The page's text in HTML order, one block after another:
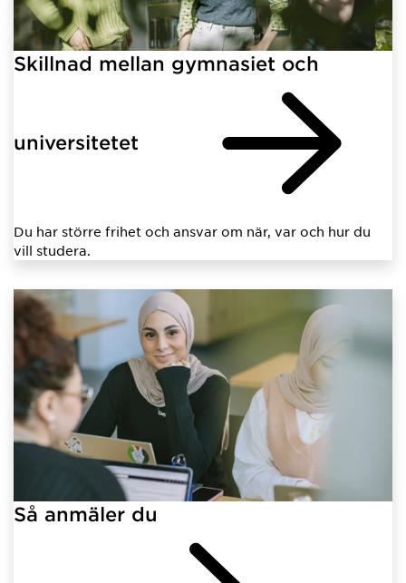
Skillnad mellan gymnasiet och
universitetet
Du har större frihet och ansvar om när, var och hur du
vill studera.
Så anmäler du